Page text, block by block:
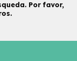
Por favor,